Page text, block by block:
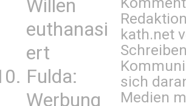
Willen
euthanasi
ert
Fulda:
Werbung
kath.net
sich
Medien